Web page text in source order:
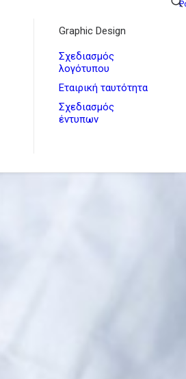
Graphic Design
Σχεδιασμός
λογότυπου
Εταιρική ταυτότητα
Σχεδιασμός
έντυπων